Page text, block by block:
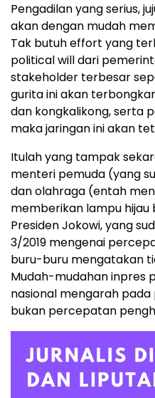
Pengadilan yang serius,
akan dengan mudah
Tak butuh effort yang
political will dari
stakeholder terbesar
gurita ini akan
dan kongkalikong, serta
maka jaringan ini akan
Itulah yang tampak
menteri pemuda (yang
dan olahraga (entah
memberikan lampu hijau
Presiden Jokowi, yang
3/2019 mengenai
buru-buru mengatakan
Mudah-mudahan inpres
nasional mengarah
bukan percepatan